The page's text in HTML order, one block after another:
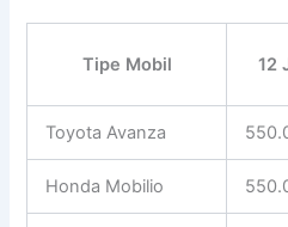
Tipe Mobil 12
Toyota Avanza
Honda Mobilio